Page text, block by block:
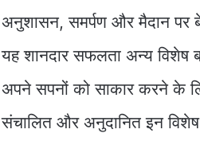
अनुशासन, समर्पण और मैदान पर
यह शानदार सफलता अन्य विशेष
अपने सपनों को साकार करने के
संचालित और अनुदानित इन विशेष